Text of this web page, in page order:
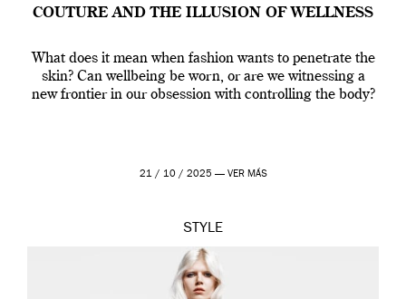
COUTURE AND THE ILLUSION OF WELLNESS
What does it mean when fashion wants to penetrate the
skin? Can wellbeing be worn, or are we witnessing a
new frontier in our obsession with controlling the body?
21 / 10 / 2025 — VER MÁS
STYLE